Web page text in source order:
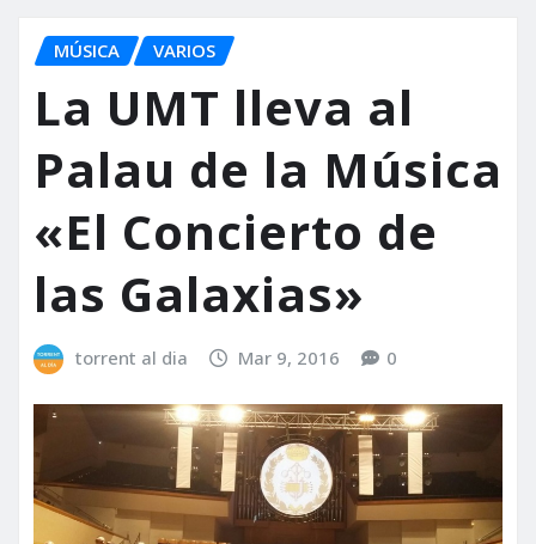
MÚSICA VARIOS
La UMT lleva al
Palau de la Música
«El Concierto de
las Galaxias»
torrent al dia Mar 9, 2016 0